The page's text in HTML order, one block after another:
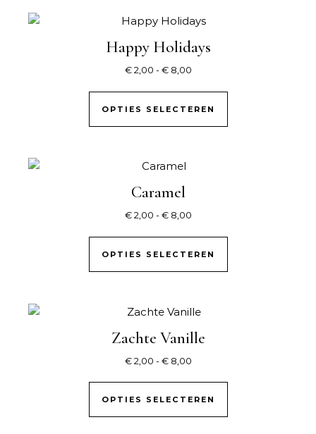
Happy Holidays
€2,00 - €8,00Prijsklasse: € 2,00 tot €
OPTIES SELECTEREN
Dit product
Caramel
€2,00 - €8,00Prijsklasse: € 2,00 tot €
OPTIES SELECTEREN
Dit product
Zachte Vanille
€2,00 - €8,00Prijsklasse: € 2,00 tot €
OPTIES SELECTEREN
Dit product